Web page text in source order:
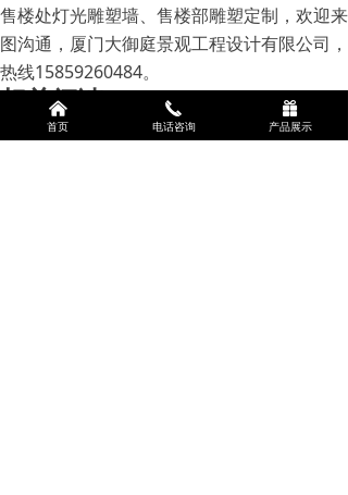
售楼处灯光雕塑墙、售楼部雕塑定制，欢迎来
图沟通，厦门大御庭景观工程设计有限公司，
热线15859260484。
相关阅读
上海售楼处不锈钢灯光雕塑墙定制
낀
首页
끅
电话咨询
끣
产品展示